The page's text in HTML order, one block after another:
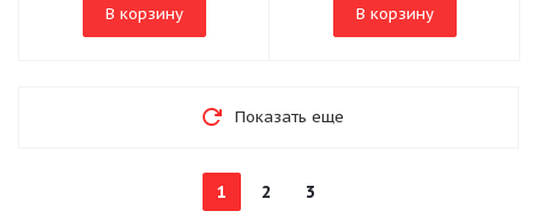
В корзину В корзину
Показать еще
1 2 3